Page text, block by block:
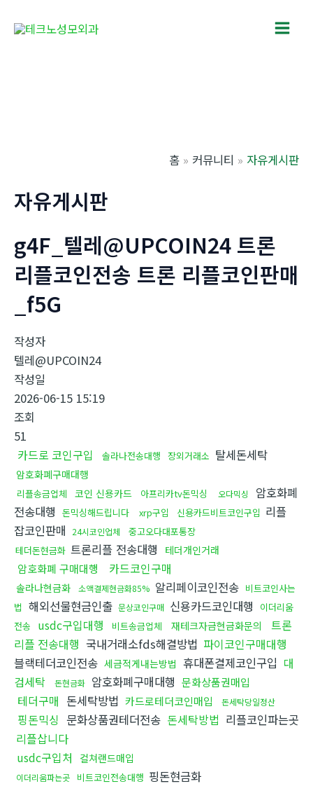
Main
홈 커뮤니티 자유게시판
자유게시판
g4F_텔레@UPCOIN24 트론
리플코인전송 트론 리플코인판매
_f5G
작성자
텔레@UPCOIN24
작성일
2026-06-15 15:19
조회
51
카드로 코인구입
솔라나전송대행 장외거래소 탈세돈세탁
암호화폐구매대행
리플송금업체 코인 신용카드 아프리카tv돈믹싱 오다믹싱
암호화폐
전송대행 돈믹싱해드립니다 xrp구입 신용카드비트코인구입 리플
잡코인판매
24시코인업체
중고오다대포통장
테더돈현금화 트론리플 전송대행 테더개인거래
암호화폐 구매대행 카드코인구매
솔라나현금화 소액결제현금화85% 알리페이코인전송 비트코인사는
법 해외선물현금인출 문상코인구매 신용카드코인대행
이더리움
전송
usdc구입대행 비트송금업체 재테크자금현금화문의
트론
리플 전송대행 국내거래소fds해결방법 파이코인구매대행
블랙테더코인전송 세금적게내는방법 휴대폰결제코인구입 대
검세탁
돈현금화 암호화폐구매대행 문화상품권매입
테더구매 돈세탁방법 카드로테더코인매입 돈세탁당일정산
핑돈믹싱 문화상품권테더전송 돈세탁방법 리플코인파는곳
리플삽니다
usdc구입처
컬쳐랜드매입
이더리움파는곳 비트코인전송대행 핑돈현금화